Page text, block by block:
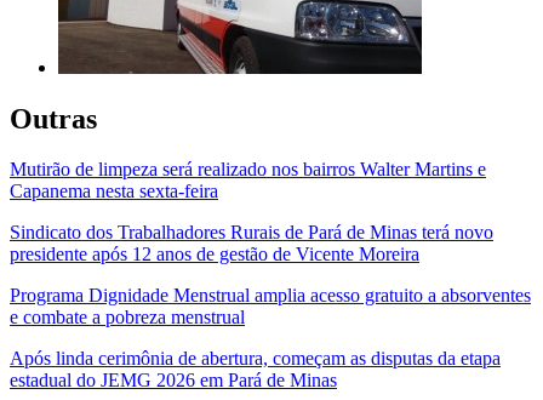
Outras
Mutirão de limpeza será realizado nos bairros Walter Martins e
Capanema nesta sexta-feira
Sindicato dos Trabalhadores Rurais de Pará de Minas terá novo
presidente após 12 anos de gestão de Vicente Moreira
Programa Dignidade Menstrual amplia acesso gratuito a absorventes
e combate a pobreza menstrual
Após linda cerimônia de abertura, começam as disputas da etapa
estadual do JEMG 2026 em Pará de Minas